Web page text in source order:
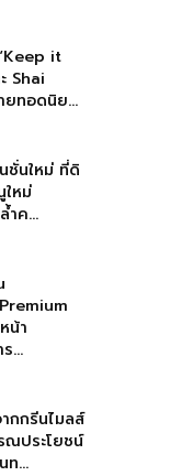
it
Shai
ทอดนิย...
ชั่นใหม่ ที่ดิ
ใหม่
ำค...
น้า
...
กกรีนไมลส์
ณประโยชน์
ท...